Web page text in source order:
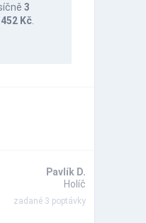
3
Kč.
Pavlík D.
Holíč
zadané 3 poptávky